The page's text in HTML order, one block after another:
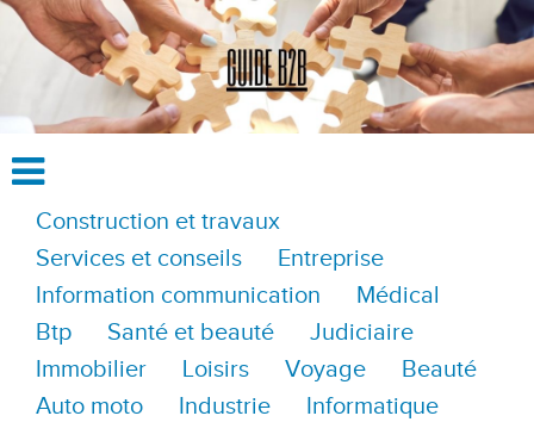
Construction et travaux
Services et conseils
Entreprise
Information communication
Médical
Btp
Santé et beauté
Judiciaire
Immobilier
Loisirs Voyage
Beauté
Auto moto
Industrie
Informatique